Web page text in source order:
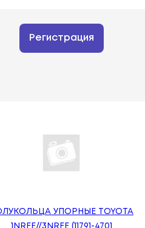
Регистрация
УПОРНЫЕ TOYOTA
1NRFE//3NRFE (11791-4701